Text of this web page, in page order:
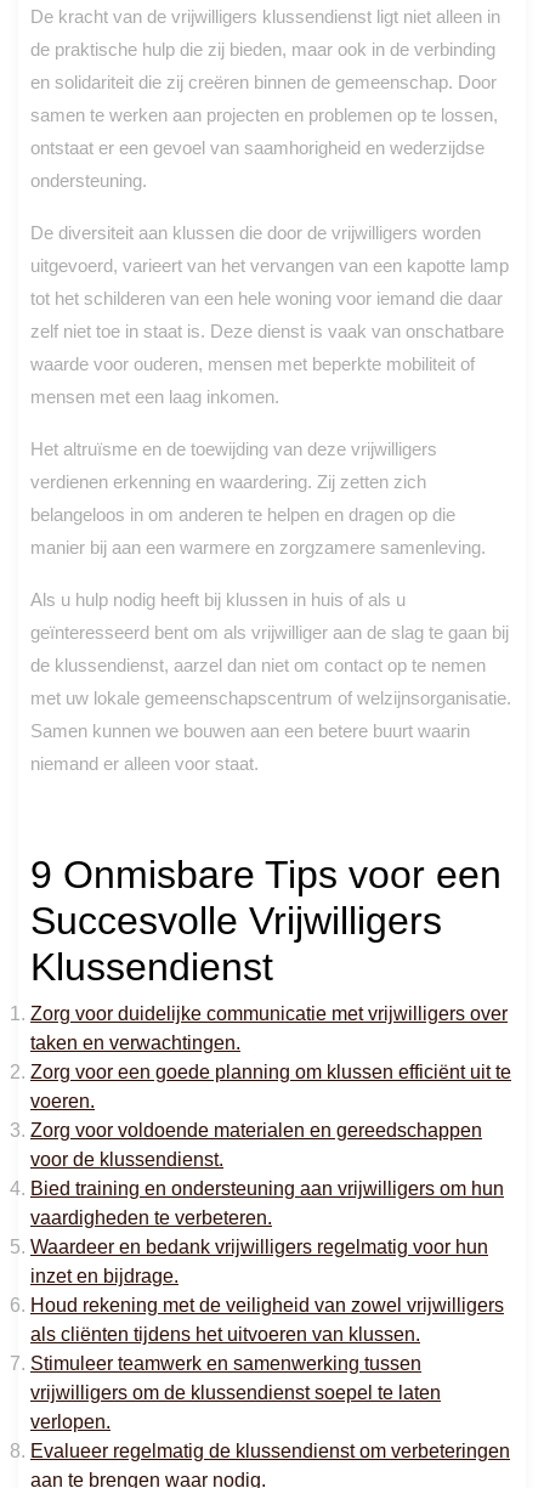
De kracht van de vrijwilligers klussendienst ligt niet alleen in
de praktische hulp die zij bieden, maar ook in de verbinding
en solidariteit die zij creëren binnen de gemeenschap. Door
samen te werken aan projecten en problemen op te lossen,
ontstaat er een gevoel van saamhorigheid en wederzijdse
ondersteuning.
De diversiteit aan klussen die door de vrijwilligers worden
uitgevoerd, varieert van het vervangen van een kapotte lamp
tot het schilderen van een hele woning voor iemand die daar
zelf niet toe in staat is. Deze dienst is vaak van onschatbare
waarde voor ouderen, mensen met beperkte mobiliteit of
mensen met een laag inkomen.
Het altruïsme en de toewijding van deze vrijwilligers
verdienen erkenning en waardering. Zij zetten zich
belangeloos in om anderen te helpen en dragen op die
manier bij aan een warmere en zorgzamere samenleving.
Als u hulp nodig heeft bij klussen in huis of als u
geïnteresseerd bent om als vrijwilliger aan de slag te gaan bij
de klussendienst, aarzel dan niet om contact op te nemen
met uw lokale gemeenschapscentrum of welzijnsorganisatie.
Samen kunnen we bouwen aan een betere buurt waarin
niemand er alleen voor staat.
9 Onmisbare Tips voor een
Succesvolle Vrijwilligers
Klussendienst
Zorg voor duidelijke communicatie met vrijwilligers over
taken en verwachtingen.
Zorg voor een goede planning om klussen efficiënt uit te
voeren.
Zorg voor voldoende materialen en gereedschappen
voor de klussendienst.
Bied training en ondersteuning aan vrijwilligers om hun
vaardigheden te verbeteren.
Waardeer en bedank vrijwilligers regelmatig voor hun
inzet en bijdrage.
Houd rekening met de veiligheid van zowel vrijwilligers
als cliënten tijdens het uitvoeren van klussen.
Stimuleer teamwerk en samenwerking tussen
vrijwilligers om de klussendienst soepel te laten
verlopen.
Evalueer regelmatig de klussendienst om verbeteringen
aan te brengen waar nodig.